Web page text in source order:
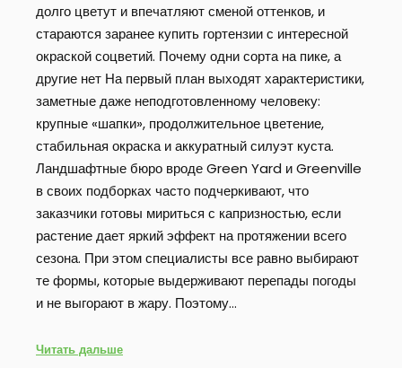
долго цветут и впечатляют сменой оттенков, и
стараются заранее купить гортензии с интересной
окраской соцветий. Почему одни сорта на пике, а
другие нет На первый план выходят характеристики,
заметные даже неподготовленному человеку:
крупные «шапки», продолжительное цветение,
стабильная окраска и аккуратный силуэт куста.
Ландшафтные бюро вроде Green Yard и Greenville
в своих подборках часто подчеркивают, что
заказчики готовы мириться с капризностью, если
растение дает яркий эффект на протяжении всего
сезона. При этом специалисты все равно выбирают
те формы, которые выдерживают перепады погоды
и не выгорают в жару. Поэтому…
Читать дальше